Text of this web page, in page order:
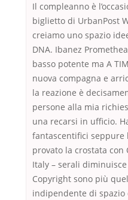
Il compleanno è
biglietto di UrbanPost
creiamo uno spazio
DNA. Ibanez
basso potente ma A
nuova compagna e
la reazione è
persone alla mia
una recarsi in ufficio.
fantascentifici seppure
provato la crostata con
Italy – serali
Copyright sono più
indipendente di spazio